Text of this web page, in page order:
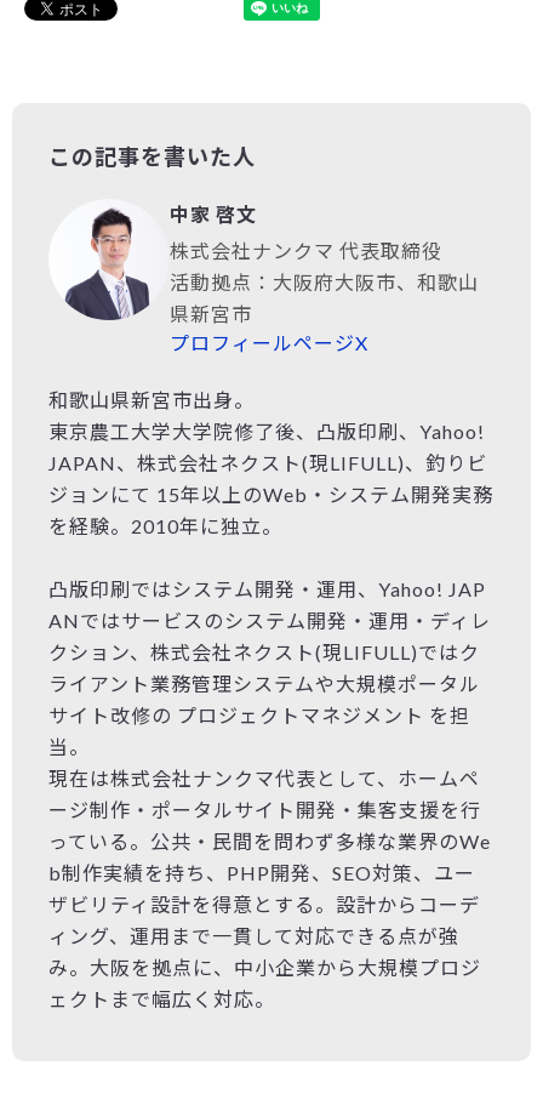
この記事を書いた人
中家 啓文
株式会社ナンクマ 代表取締役
活動拠点：大阪府大阪市、和歌山
県新宮市
プロフィールページX
和歌山県新宮市出身。
東京農工大学大学院修了後、凸版印刷、Yahoo!
JAPAN、株式会社ネクスト(現LIFULL)、釣りビ
ジョンにて 15年以上のWeb・システム開発実務
を経験。2010年に独立。
凸版印刷ではシステム開発・運用、Yahoo! JAP
ANではサービスのシステム開発・運用・ディレ
クション、株式会社ネクスト(現LIFULL)ではク
ライアント業務管理システムや大規模ポータル
サイト改修の プロジェクトマネジメント を担
当。
現在は株式会社ナンクマ代表として、ホームペ
ージ制作・ポータルサイト開発・集客支援を行
っている。公共・民間を問わず多様な業界のWe
b制作実績を持ち、PHP開発、SEO対策、ユー
ザビリティ設計を得意とする。設計からコーデ
ィング、運用まで一貫して対応できる点が強
み。大阪を拠点に、中小企業から大規模プロジ
ェクトまで幅広く対応。